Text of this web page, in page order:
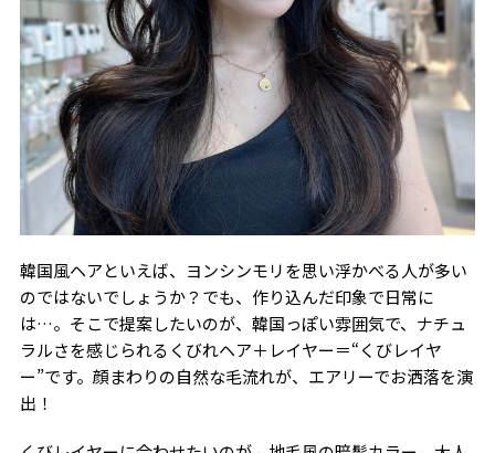
韓国風ヘアといえば、ヨンシンモリを思い浮かべる人が多い
のではないでしょうか？でも、作り込んだ印象で日常に
は…。そこで提案したいのが、韓国っぽい雰囲気で、ナチュ
ラルさを感じられるくびれヘア＋レイヤー＝“くびレイヤ
ー”です。顔まわりの自然な毛流れが、エアリーでお洒落を演
出！